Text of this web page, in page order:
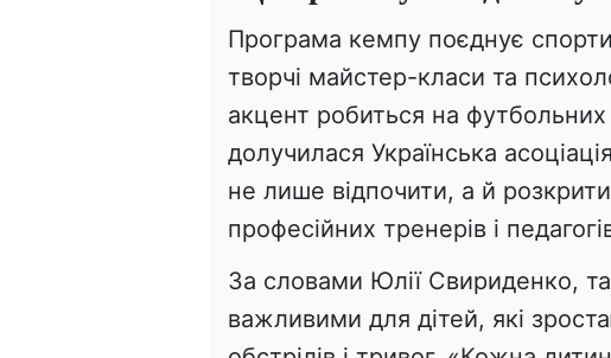
Програма кемпу поєднує
творчі майстер-класи та
акцент робиться на
долучилася Українська
не лише відпочити, а й
професійних тренерів і
За словами Юлії Свириденко,
важливими для дітей, які